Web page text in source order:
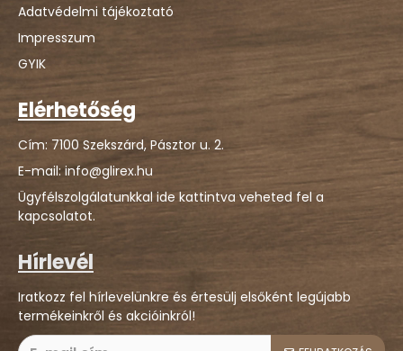
Adatvédelmi tájékoztató
Impresszum
GYIK
Elérhetőség
Cím: 7100 Szekszárd, Pásztor u. 2.
E-mail: info@glirex.hu
Ügyfélszolgálatunkkal ide kattintva veheted fel a
kapcsolatot.
Hírlevél
Iratkozz fel hírlevelünkre és értesülj elsőként legújabb
termékeinkről és akcióinkról!